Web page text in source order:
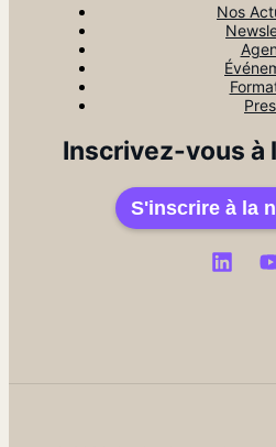
Nos
Inscrivez-vous à
S'inscrire à la